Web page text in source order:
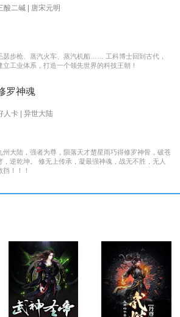
宝盟约。 2、瓯匠传人为寻找《瓯宝图》以及“瓯宝”，与
酸二碱 | 唐宋元明
瑟步枪、蒸汽火车、蒸汽机船…… 工科博士回到古代，
立工业体系，打造一个领先世界的科技王朝！
罗神魂
人卡 | 异世大陆
州大陆，强者为尊，陨落天才楚星雨巧得修罗神骨，破苍
，逆乾坤。 修无上传承，凝最强神魂，战无不胜，无人
挡！！！